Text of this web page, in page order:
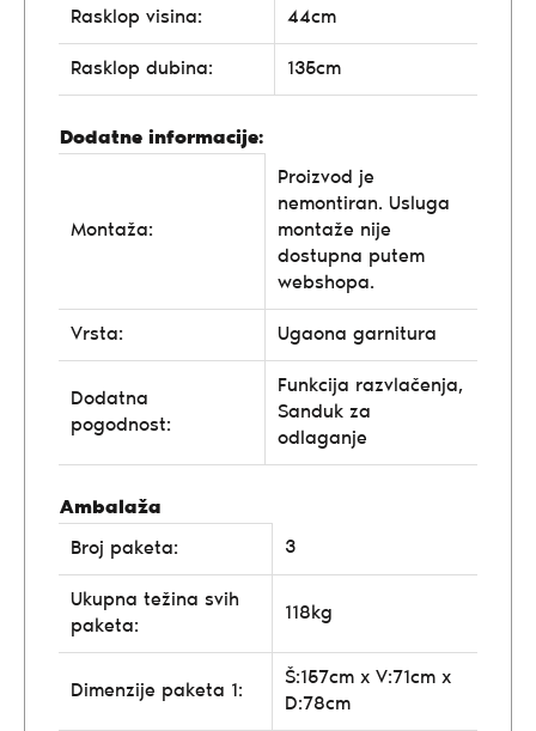
Rasklop visina: 44cm
Rasklop dubina: 135cm
Dodatne informacije:
Montaža:
Proizvod je
nemontiran. Usluga
montaže nije
dostupna putem
webshopa.
Vrsta: Ugaona garnitura
Dodatna
pogodnost:
Funkcija razvlačenja,
Sanduk za
odlaganje
Ambalaža
Broj paketa:
3
Ukupna težina svih
paketa:
118kg
Dimenzije paketa 1:
Š:157cm x V:71cm x
D:78cm